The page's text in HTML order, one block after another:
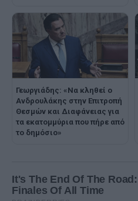
Γεωργιάδης: «Να κληθεί ο
Ανδρουλάκης στην Επιτροπή
Θεσμών και Διαφάνειας για
τα εκατομμύρια που πήρε από
το δημόσιο»